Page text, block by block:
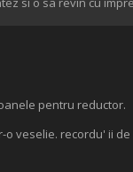
pentru reductor.
o veselie. recordu' ii